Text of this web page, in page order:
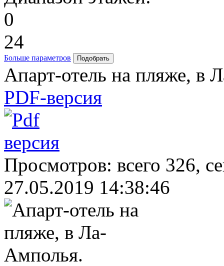
0
24
Больше параметров
Апарт-отель на пляже, в
PDF-версия
Просмотров: всего 326,
27.05.2019 14:38:46